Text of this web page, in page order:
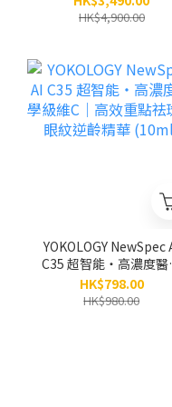
5支 (原價:$4,900)
HK$4,900.00
YOKOLOGY NewSpec
C35 超智能‧高濃度醫
級維C｜高效重點祛斑祛
眼紋逆齡精華 (10ml)
HK$798.00
HK$980.00